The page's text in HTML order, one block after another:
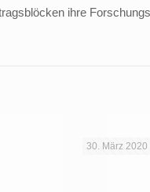
ihre
30. März 2020